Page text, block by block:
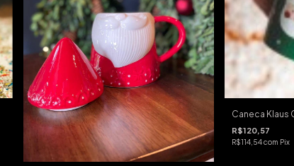
Caneca Klaus
R$120,57
R$114,54com Pix